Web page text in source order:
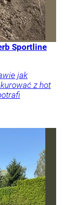
Sportline
jak
z hot